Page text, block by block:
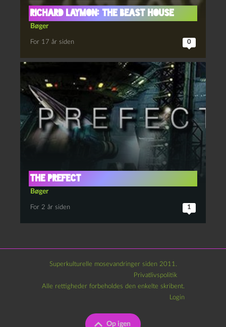
Richard Laymon: The Beast House
Bøger
For 17 år siden 0
The Prefect
Bøger
For 2 år siden 1
Superkulturelle mosevandringer siden 2011.
Privatlivspolitik
Op igen
Alle rettigheder forbeholdes den enkelte skribent.
Login